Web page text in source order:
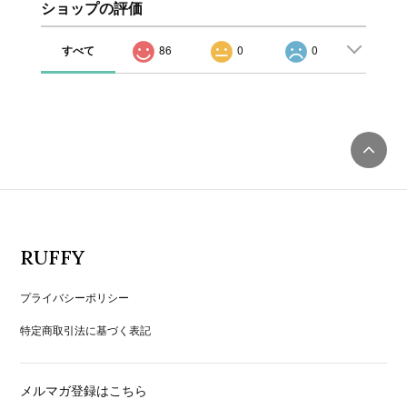
ショップの評価
すべて 86 0 0
RUFFY
プライバシーポリシー
特定商取引法に基づく表記
メルマガ登録はこちら